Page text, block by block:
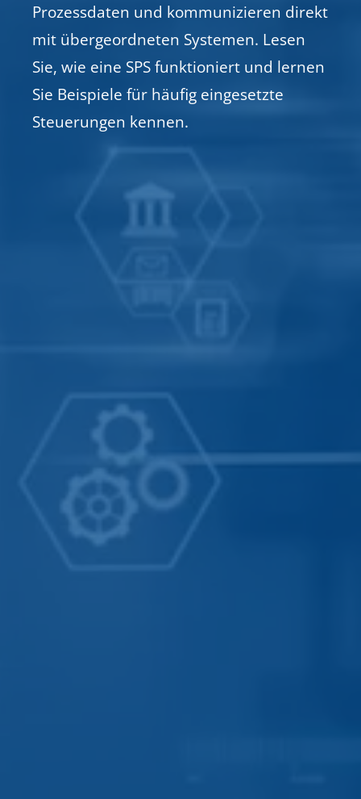
Prozessdaten und kommunizieren direkt
mit übergeordneten Systemen. Lesen
Sie, wie eine SPS funktioniert und lernen
Sie Beispiele für häufig eingesetzte
Steuerungen kennen.